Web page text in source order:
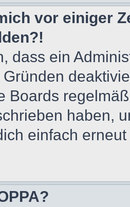
vor einiger
dass ein
Boards
haben,
einfach